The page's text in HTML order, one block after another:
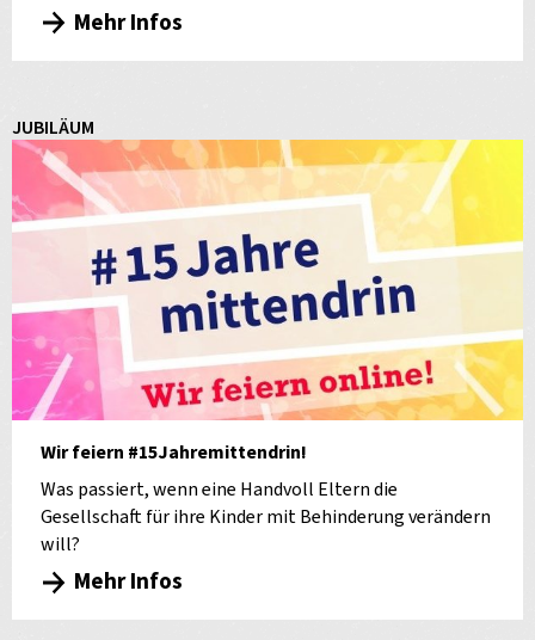
Mehr Infos
JUBILÄUM
Wir feiern #15Jahremittendrin!
Was passiert, wenn eine Handvoll Eltern die
Gesellschaft für ihre Kinder mit Behinderung verändern
will?
Mehr Infos